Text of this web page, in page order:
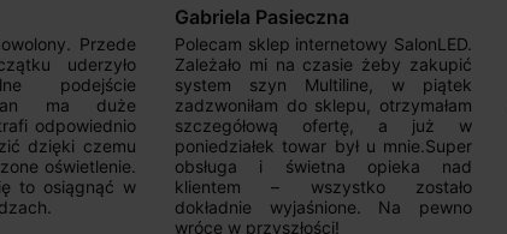
Przede
uderzyło
podejście
ma duże
odpowiednio
dzięki czemu
oświetlenie.
to osiągnąć w
Gabriela Pasieczna
Polecam sklep internetowy SalonLED.
Zależało mi na czasie żeby zakupić
system szyn Multiline, w piątek
zadzwoniłam do sklepu, otrzymałam
szczegółową ofertę, a już w
poniedziałek towar był u mnie.Super
obsługa i świetna opieka nad
klientem – wszystko zostało
dokładnie wyjaśnione. Na pewno
wrócę w przyszłości!